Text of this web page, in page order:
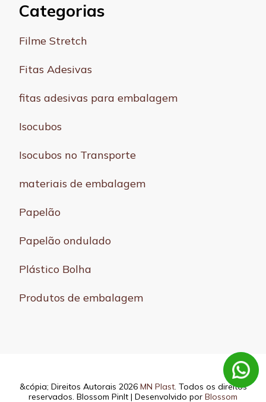
Categorias
Filme Stretch
Fitas Adesivas
fitas adesivas para embalagem
Isocubos
Isocubos no Transporte
materiais de embalagem
Papelão
Papelão ondulado
Plástico Bolha
Produtos de embalagem
&cópia; Direitos Autorais 2026 MN Plast. Todos os direitos
reservados. Blossom PinIt | Desenvolvido por Blossom